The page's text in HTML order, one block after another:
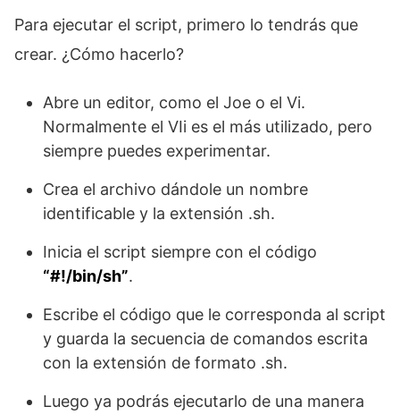
Para ejecutar el script, primero lo tendrás que
crear. ¿Cómo hacerlo?
Abre un editor, como el Joe o el Vi.
Normalmente el VIi es el más utilizado, pero
siempre puedes experimentar.
Crea el archivo dándole un nombre
identificable y la extensión .sh.
Inicia el script siempre con el código
“#!/bin/sh”.
Escribe el código que le corresponda al script
y guarda la secuencia de comandos escrita
con la extensión de formato .sh.
Luego ya podrás ejecutarlo de una manera